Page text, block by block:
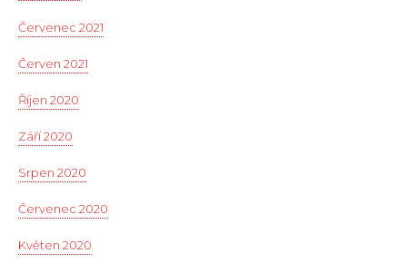
Červenec 2021
Červen 2021
Říjen 2020
Září 2020
Srpen 2020
Červenec 2020
Květen 2020